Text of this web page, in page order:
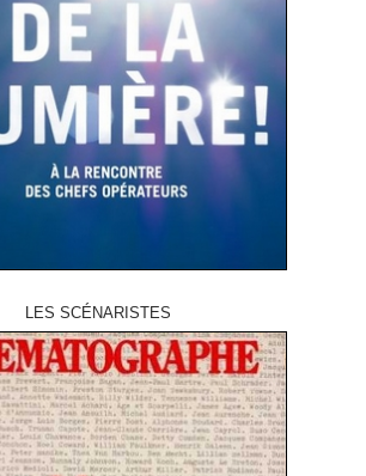
LES SCÉNARISTES